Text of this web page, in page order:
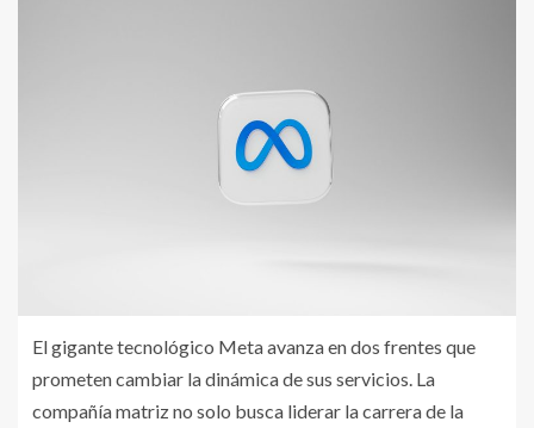
El gigante tecnológico Meta avanza en dos frentes que
prometen cambiar la dinámica de sus servicios. La
compañía matriz no solo busca liderar la carrera de la